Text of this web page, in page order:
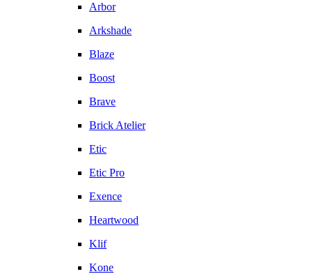
Arbor
Arkshade
Blaze
Boost
Brave
Brick Atelier
Etic
Etic Pro
Exence
Heartwood
Klif
Kone